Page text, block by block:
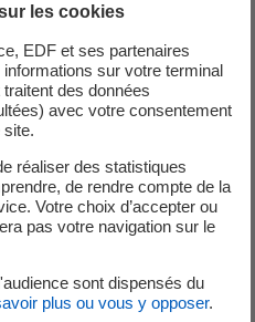
de nouvelle
performants du marché
14 0001 (environnement)
sonores
aux abords de la
les cookies
EDF et ses partenaires
sur votre terminal
des données
avec votre consentement
site.
réaliser des statistiques
de rendre compte de la
Votre choix d’accepter ou
pas votre navigation sur le
sont dispensés du
plus ou vous y opposer.